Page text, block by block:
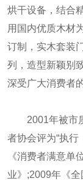
烘干设备，结合
用国内优质木材
订制，实木套装
列，造型新颖别
深受广大消费者
2001年被市质
者协会评为“执
《消费者满意单
业》;2009年《